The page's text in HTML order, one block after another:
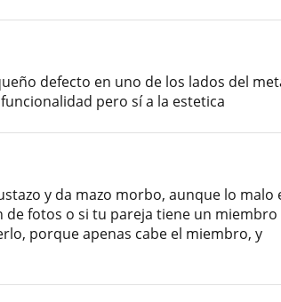
defecto en uno de los lados del
pero sí a la estetica
y da mazo morbo, aunque lo malo
de fotos o si tu pareja tiene un
porque apenas cabe el miembro, y